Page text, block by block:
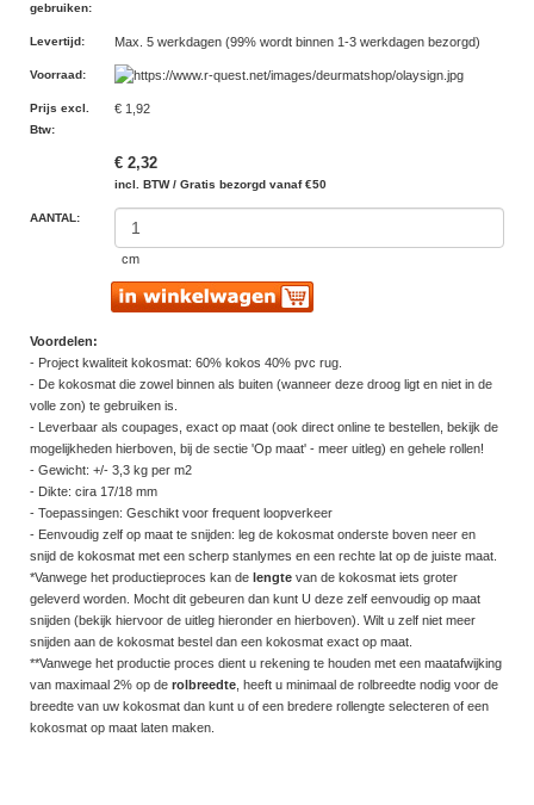
gebruiken:
Levertijd : Max. 5 werkdagen (99% wordt binnen 1-3 werkdagen bezorgd)
Voorraad :
Prijs excl.
Btw:
€ 1,92
€ 2,32
incl. BTW / Gratis bezorgd vanaf €50
AANTAL:
cm
Voordelen:
- Project kwaliteit kokosmat: 60% kokos 40% pvc rug.
- De kokosmat die zowel binnen als buiten (wanneer deze droog ligt en niet in de
volle zon) te gebruiken is.
- Leverbaar als coupages, exact op maat (ook direct online te bestellen, bekijk de
mogelijkheden hierboven, bij de sectie 'Op maat' - meer uitleg) en gehele rollen!
- Gewicht: +/- 3,3 kg per m2
- Dikte: cira 17/18 mm
- Toepassingen: Geschikt voor frequent loopverkeer
- Eenvoudig zelf op maat te snijden: leg de kokosmat onderste boven neer en
snijd de kokosmat met een scherp stanlymes en een rechte lat op de juiste maat.
*Vanwege het productieproces kan de lengte van de kokosmat iets groter
geleverd worden. Mocht dit gebeuren dan kunt U deze zelf eenvoudig op maat
snijden (bekijk hiervoor de uitleg hieronder en hierboven). Wilt u zelf niet meer
snijden aan de kokosmat bestel dan een kokosmat exact op maat.
**Vanwege het productie proces dient u rekening te houden met een maatafwijking
van maximaal 2% op de rolbreedte , heeft u minimaal de rolbreedte nodig voor de
breedte van uw kokosmat dan kunt u of een bredere rollengte selecteren of een
kokosmat op maat laten maken.